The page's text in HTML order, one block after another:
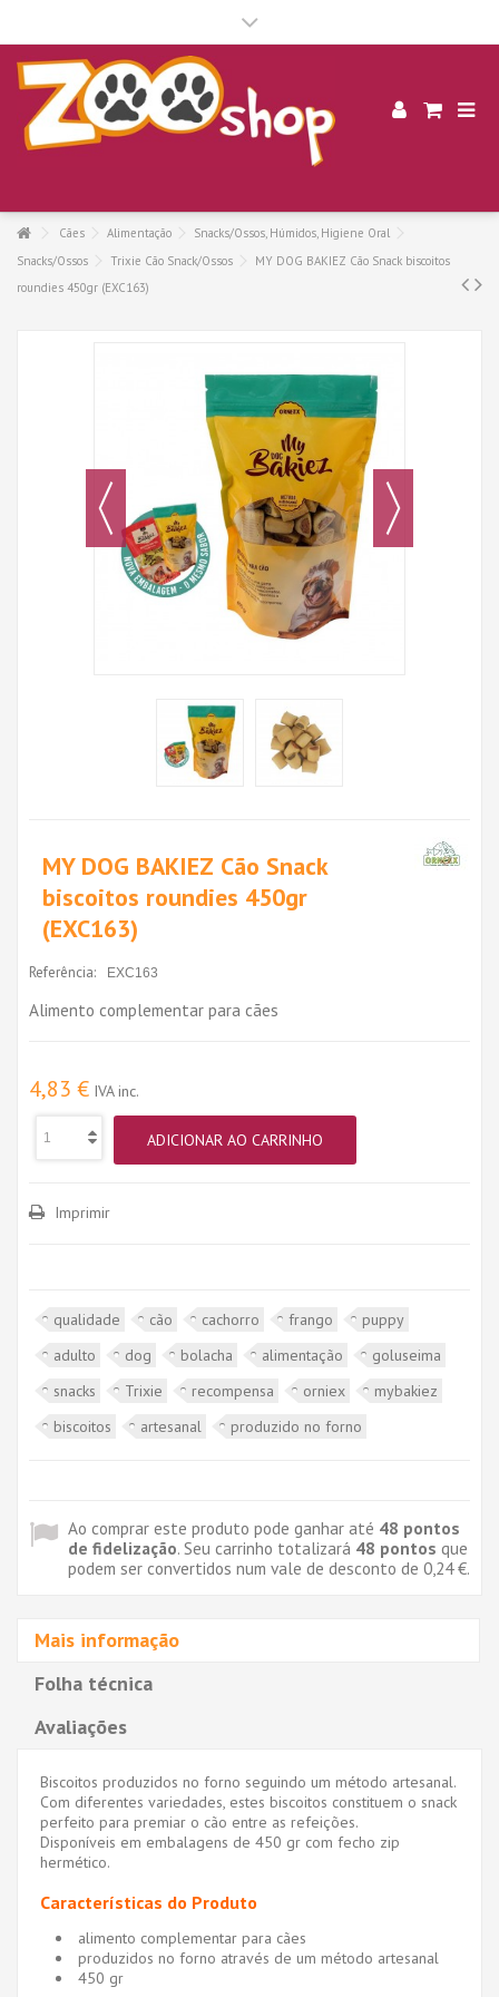
Cães Alimentação
Snacks/Ossos, Húmidos, Higiene Oral
Snacks/Ossos
Trixie Cão Snack/Ossos
MY DOG BAKIEZ Cão Snack biscoitos
roundies 450gr (EXC163)
MY DOG BAKIEZ Cão Snack
biscoitos roundies 450gr
(EXC163)
Referência: EXC163
Alimento complementar para cães
4,83 € IVA inc.
ADICIONAR AO CARRINHO
Imprimir
qualidade cão cachorro frango
puppy
adulto
dog bolacha alimentação
goluseima
snacks
Trixie recompensa orniex
mybakiez
biscoitos
artesanal produzido no forno
Ao comprar este produto pode ganhar até 48 pontos
de fidelização. Seu carrinho totalizará 48 pontos que
podem ser convertidos num vale de desconto de 0,24 €.
Mais informação
Folha técnica
Avaliações
Biscoitos produzidos no forno seguindo um método artesanal.
Com diferentes variedades, estes biscoitos constituem o snack
perfeito para premiar o cão entre as refeições.
Disponíveis em embalagens de 450 gr com fecho zip
hermético.
Características do Produto
alimento complementar para cães
produzidos no forno através de um método artesanal
450 gr